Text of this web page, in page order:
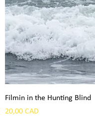
Filmin in the Hunting Blind
Precio
20,00 CAD